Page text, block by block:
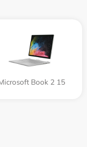
Book 2 15